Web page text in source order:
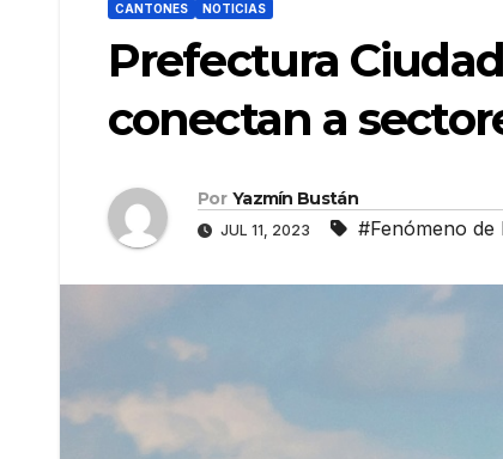
CANTONES NOTICIAS
Prefectura
conectan a
Por Yazmín Bustán
JUL 11, 2023 #Fenómeno de